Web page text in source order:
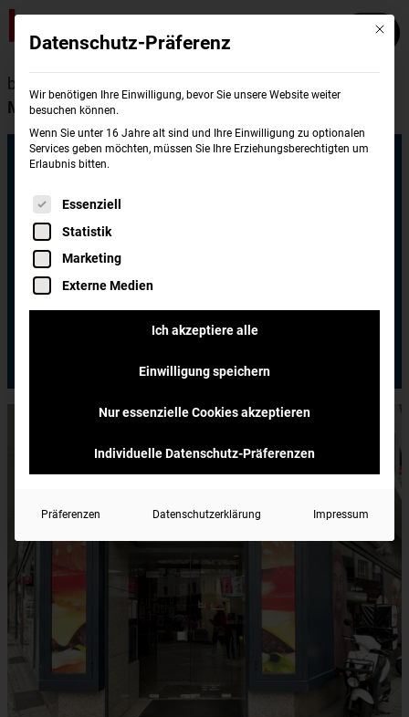
burgerme
Mülheim Mitte
burgerme
Mülheim Mitte
burgerme Mülheim Mitte
Schloßstraße 21
45468 Mülheim an der Ruhr
Mit
Datenschutz-Präferenz
Wir benötigen Ihre Einwilligung, bevor Sie unsere Website weiter
besuchen können.
Wenn Sie unter 16 Jahre alt sind und Ihre Einwilligung zu optionalen
Services geben möchten, müssen Sie Ihre Erziehungsberechtigten um
Erlaubnis bitten.
Es folgt eine Liste der Service-Gruppen, für
Essenziell
Statistik
Marketing
Externe Medien
Ich akzeptiere alle
Einwilligung speichern
Nur essenzielle Cookies akzeptieren
Individuelle Datenschutz-Präferenzen
Präferenzen Datenschutzerklärung Impressum